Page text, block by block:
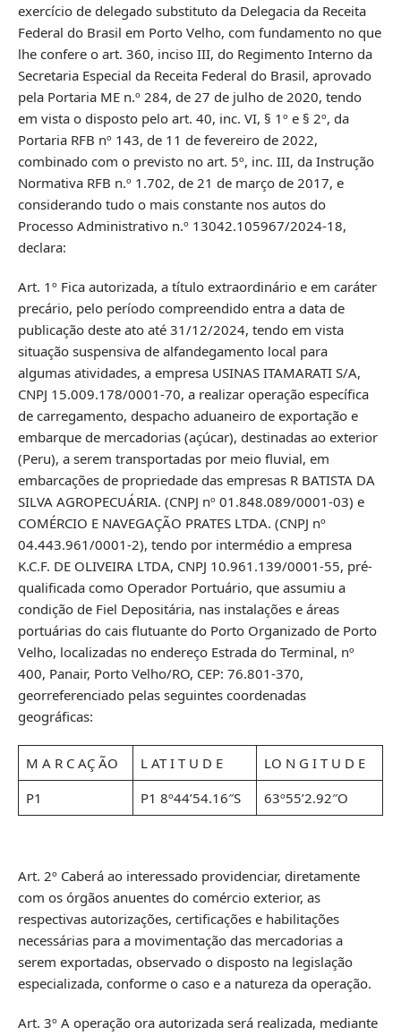
exercício de delegado substituto da Delegacia da Receita
Federal do Brasil em Porto Velho, com fundamento no que
lhe confere o art. 360, inciso III, do Regimento Interno da
Secretaria Especial da Receita Federal do Brasil, aprovado
pela Portaria ME n.º 284, de 27 de julho de 2020, tendo
em vista o disposto pelo art. 40, inc. VI, § 1º e § 2º, da
Portaria RFB nº 143, de 11 de fevereiro de 2022,
combinado com o previsto no art. 5º, inc. III, da Instrução
Normativa RFB n.º 1.702, de 21 de março de 2017, e
considerando tudo o mais constante nos autos do
Processo Administrativo n.º 13042.105967/2024-18,
declara:
Art. 1º Fica autorizada, a título extraordinário e em caráter
precário, pelo período compreendido entra a data de
publicação deste ato até 31/12/2024, tendo em vista
situação suspensiva de alfandegamento local para
algumas atividades, a empresa USINAS ITAMARATI S/A,
CNPJ 15.009.178/0001-70, a realizar operação específica
de carregamento, despacho aduaneiro de exportação e
embarque de mercadorias (açúcar), destinadas ao exterior
(Peru), a serem transportadas por meio fluvial, em
embarcações de propriedade das empresas R BATISTA DA
SILVA AGROPECUÁRIA. (CNPJ nº 01.848.089/0001-03) e
COMÉRCIO E NAVEGAÇÃO PRATES LTDA. (CNPJ nº
04.443.961/0001-2), tendo por intermédio a empresa
K.C.F. DE OLIVEIRA LTDA, CNPJ 10.961.139/0001-55, pré-
qualificada como Operador Portuário, que assumiu a
condição de Fiel Depositária, nas instalações e áreas
portuárias do cais flutuante do Porto Organizado de Porto
Velho, localizadas no endereço Estrada do Terminal, nº
400, Panair, Porto Velho/RO, CEP: 76.801-370,
georreferenciado pelas seguintes coordenadas
geográficas:
M A R C AÇ ÃO L AT I T U D E
LO N G I T U D E
P1
P1 8º44’54.16″S 63º55’2.92″O
Art. 2º Caberá ao interessado providenciar, diretamente
com os órgãos anuentes do comércio exterior, as
respectivas autorizações, certificações e habilitações
necessárias para a movimentação das mercadorias a
serem exportadas, observado o disposto na legislação
especializada, conforme o caso e a natureza da operação.
Art. 3º A operação ora autorizada será realizada, mediante